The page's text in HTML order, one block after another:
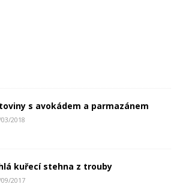
s avokádem a parmazánem
2018
kuřecí stehna z trouby
2017